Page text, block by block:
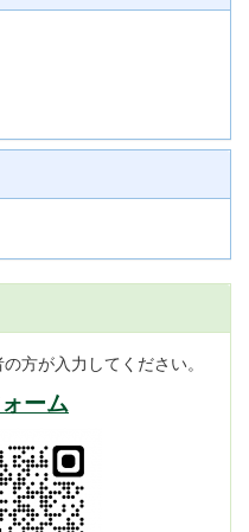
方が入力してください。
ーム